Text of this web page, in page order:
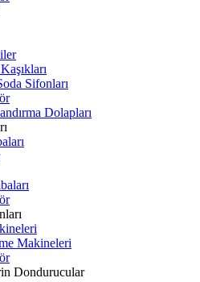
Sifonları
Dolapları
Makineleri
Dondurucular